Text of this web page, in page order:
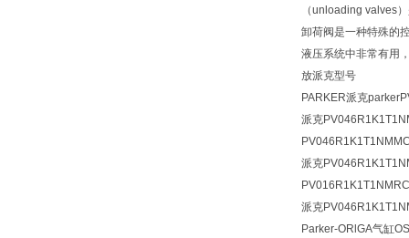
（unloading valves
卸荷阀是一种特殊的
液压系统中非常有用
放派克型号
PARKER派克
派克
派克
派克
Parker-ORlGA气缸